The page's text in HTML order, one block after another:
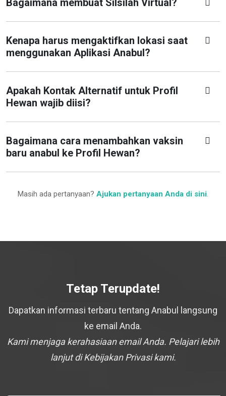
Bagaimana membuat Silsilah Virtual?
Kenapa harus mengaktifkan lokasi saat
menggunakan Aplikasi Anabul?
Apakah Kontak Alternatif untuk Profil
Hewan wajib diisi?
Bagaimana cara menambahkan vaksin
baru anabul ke Profil Hewan?
Masih ada pertanyaan? Ajukan pertanyaan Anda di sini.
Tetap Terupdate!
Dapatkan informasi terbaru tentang Anabul langsung
ke email Anda.
Kami menjaga kerahasiaan email Anda. Pelajari lebih
lanjut di Kebijakan Privasi kami.